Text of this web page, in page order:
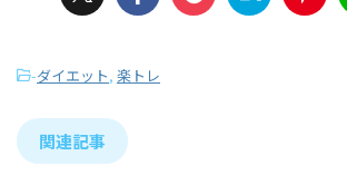
-ダイエット, 楽トレ
関連記事